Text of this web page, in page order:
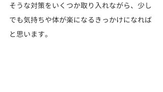
そうな対策をいくつか取り入れながら、少し
でも気持ちや体が楽になるきっかけになれば
と思います。